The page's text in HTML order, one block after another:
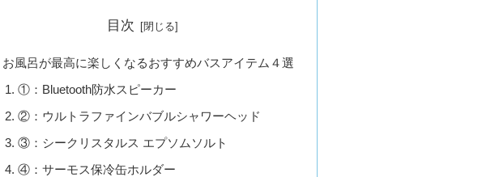
目次
お風呂が最高に楽しくなるおすすめバスアイテム４選
①：Bluetooth防水スピーカー
②：ウルトラファインバブルシャワーヘッド
③：シークリスタルス エプソムソルト
④：サーモス保冷缶ホルダー